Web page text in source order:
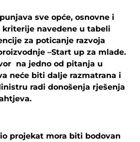
sve opće, osnovne i
navedene u tabeli
za poticanje razvoja
–Start up za mlade.
na jedno od pitanja u
neće biti dalje razmatrana i
radi donošenja rješenja
projekat mora biti bodovan